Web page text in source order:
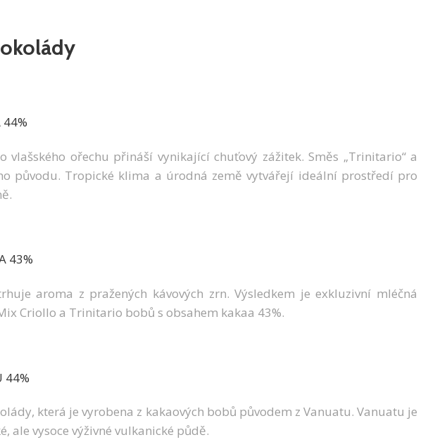
44%
ořechu přináší vynikající chuťový zážitek. Směs „Trinitario“ a
původu. Tropické klima a úrodná země vytvářejí ideální prostředí pro
43%
aroma z pražených kávových zrn. Výsledkem je exkluzivní mléčná
Criollo a Trinitario bobů s obsahem kakaa 43%.
44%
která je vyrobena z kakaových bobů původem z Vanuatu. Vanuatu je
ale vysoce výživné vulkanické půdě.